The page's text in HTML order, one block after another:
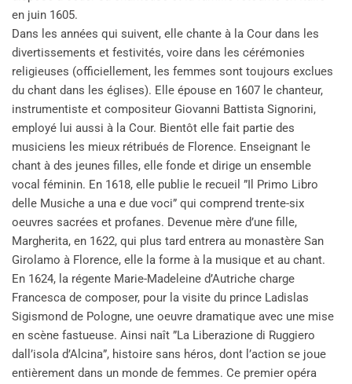
en juin 1605.
Dans les années qui suivent, elle chante à la Cour dans les
divertissements et festivités, voire dans les cérémonies
religieuses (officiellement, les femmes sont toujours exclues
du chant dans les églises). Elle épouse en 1607 le chanteur,
instrumentiste et compositeur Giovanni Battista Signorini,
employé lui aussi à la Cour. Bientôt elle fait partie des
musiciens les mieux rétribués de Florence. Enseignant le
chant à des jeunes filles, elle fonde et dirige un ensemble
vocal féminin. En 1618, elle publie le recueil ”Il Primo Libro
delle Musiche a una e due voci” qui comprend trente-six
oeuvres sacrées et profanes. Devenue mère d’une fille,
Margherita, en 1622, qui plus tard entrera au monastère San
Girolamo à Florence, elle la forme à la musique et au chant.
En 1624, la régente Marie-Madeleine d’Autriche charge
Francesca de composer, pour la visite du prince Ladislas
Sigismond de Pologne, une oeuvre dramatique avec une mise
en scène fastueuse. Ainsi naît ”La Liberazione di Ruggiero
dall’isola d’Alcina”, histoire sans héros, dont l’action se joue
entièrement dans un monde de femmes. Ce premier opéra